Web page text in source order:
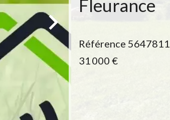
Fleurance
Référence 5647811
31 000 €